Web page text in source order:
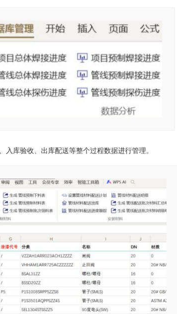
库验收、出库配送等整个过程数据进行管理。